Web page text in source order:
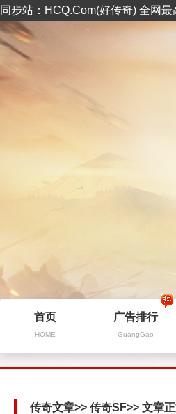
同步站：HCQ.Com(好传奇) 全网
首页
HOME
广告排行
GuangGao
传奇文章>> 传奇SF>> 文章